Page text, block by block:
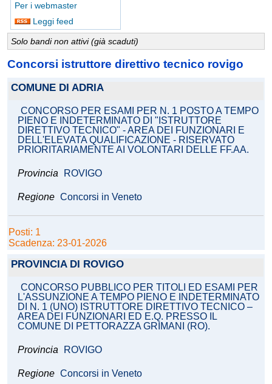
Per i webmaster
Leggi feed
Solo bandi non attivi (già scaduti)
Concorsi istruttore direttivo tecnico rovigo
COMUNE DI ADRIA
CONCORSO PER ESAMI PER N. 1 POSTO A TEMPO
PIENO E INDETERMINATO DI "ISTRUTTORE
DIRETTIVO TECNICO" - AREA DEI FUNZIONARI E
DELL'ELEVATA QUALIFICAZIONE - RISERVATO
PRIORITARIAMENTE AI VOLONTARI DELLE FF.AA.
Provincia ROVIGO
Regione Concorsi in Veneto
Posti: 1
Scadenza: 23-01-2026
PROVINCIA DI ROVIGO
CONCORSO PUBBLICO PER TITOLI ED ESAMI PER
L'ASSUNZIONE A TEMPO PIENO E INDETERMINATO
DI N. 1 (UNO) ISTRUTTORE DIRETTIVO TECNICO –
AREA DEI FUNZIONARI ED E.Q. PRESSO IL
COMUNE DI PETTORAZZA GRIMANI (RO).
Provincia ROVIGO
Regione Concorsi in Veneto